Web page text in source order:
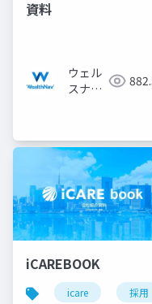
資料
ウェル
スナビ
iCAREBOOK
icare 採用